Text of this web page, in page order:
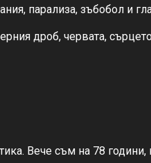
парализа, зъбобол и
дроб, червата,
Вече съм на 78